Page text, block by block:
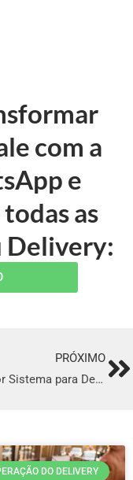
com a
e
as
Delivery:
PRÓXIMO
O Melhor Sistema para Delivery em Leopoldina
DO DELIVERY